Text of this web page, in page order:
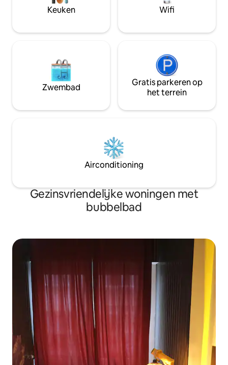
Keuken Wifi
Zwembad
Gratis parkeren op
het terrein
Airconditioning
Gezinsvriendelijke woningen met
bubbelbad